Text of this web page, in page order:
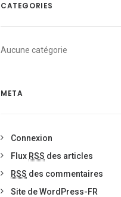
CATEGORIES
Aucune catégorie
META
Connexion
Flux RSS des articles
RSS des commentaires
Site de WordPress-FR